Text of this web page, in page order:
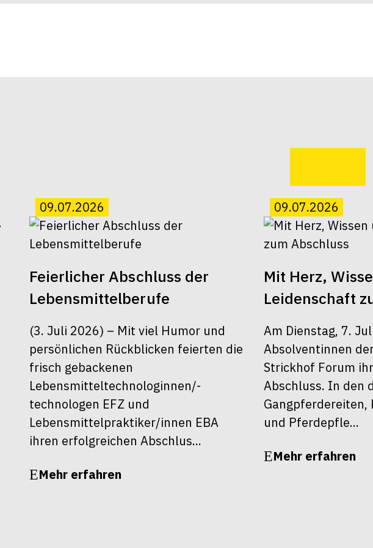
09.07.2026
Feierlicher Abschluss der
Lebensmittelberufe
(3. Juli 2026) – Mit viel Humor und
persönlichen Rückblicken feierten die
frisch gebackenen
Lebensmitteltechnologinnen/-
technologen EFZ und
Lebensmittelpraktiker/innen EBA
ihren erfolgreichen Abschlus...
Mehr erfahren
09.07.2026
Mit Herz,
Leidenschaft
Am Dienstag, 7.
Absolventinnen
Strickhof Forum
Abschluss. In den
Gangpferdereiten,
und Pferdepfle...
Mehr erfahren